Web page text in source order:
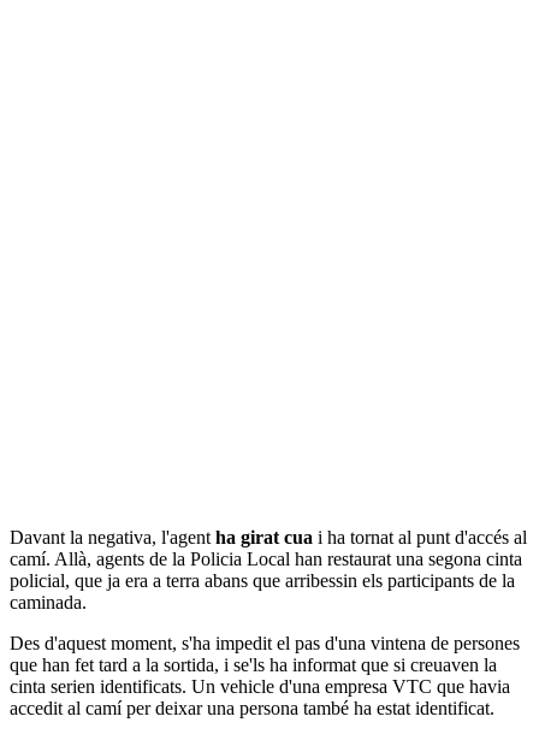
Davant la negativa, l'agent ha girat cua i ha tornat al punt d'accés al
camí. Allà, agents de la Policia Local han restaurat una segona cinta
policial, que ja era a terra abans que arribessin els participants de la
caminada.
Des d'aquest moment, s'ha impedit el pas d'una vintena de persones
que han fet tard a la sortida, i se'ls ha informat que si creuaven la
cinta serien identificats. Un vehicle d'una empresa VTC que havia
accedit al camí per deixar una persona també ha estat identificat.